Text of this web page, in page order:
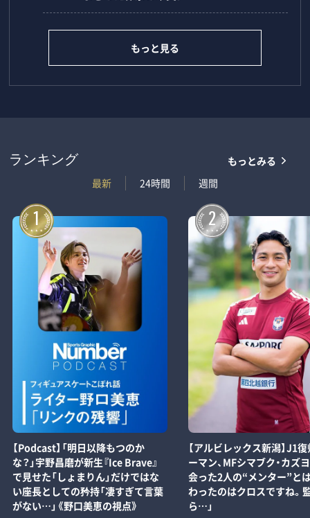
もっと見る
ランキング
最新
24時間 週間
もっとみる
1
【Podcast】「明日以降もつのか
な？」宇野昌磨が新生『Ice Brave』
で見せた「しょまりん」だけではな
い座長としての矜持「凄すぎて言葉
がない…」《野口美恵の視点》
2
【アルビレックス新潟】J1
ーマン、MFシマブク・カズ
会った2人の“メンター”とは
わったのはクロスですね。
ら…」